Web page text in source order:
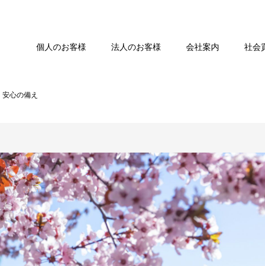
個人のお客様 法人のお客様 会社案内 社会
心の備え